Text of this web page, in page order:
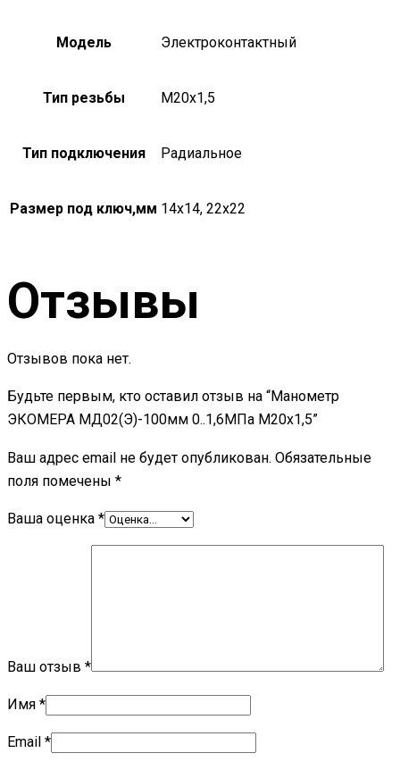
Модель Электроконтактный
Тип резьбы М20х1,5
Тип подключения Радиальное
Размер под ключ,мм 14х14, 22х22
Отзывы
Отзывов пока нет.
Будьте первым, кто оставил отзыв на “Манометр
ЭКОМЕРА МД02(Э)-100мм 0..1,6МПа М20х1,5”
Ваш адрес email не будет опубликован. Обязательные
поля помечены *
Ваша оценка *
Ваш отзыв *
Имя *
Email *